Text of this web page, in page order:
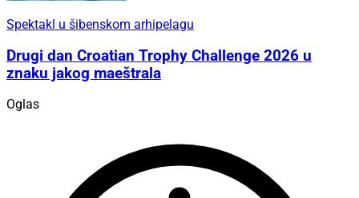
Spektakl u šibenskom arhipelagu
Drugi dan Croatian Trophy Challenge 2026 u
znaku jakog maeštrala
Oglas